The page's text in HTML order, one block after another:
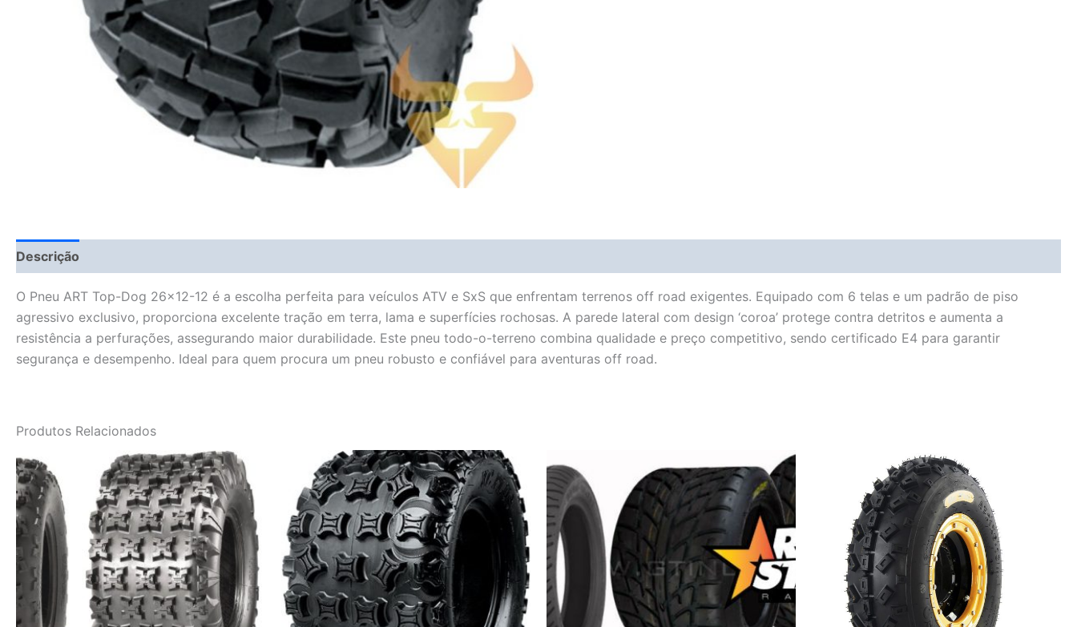
Descrição
O Pneu ART Top-Dog 26×12-12 é a escolha perfeita para veículos ATV e SxS que enfrentam terrenos off road exigentes. Equipado com 6 telas e um padrão de piso
agressivo exclusivo, proporciona excelente tração em terra, lama e superfícies rochosas. A parede lateral com design ‘coroa’ protege contra detritos e aumenta a
resistência a perfurações, assegurando maior durabilidade. Este pneu todo-o-terreno combina qualidade e preço competitivo, sendo certificado E4 para garantir
segurança e desempenho. Ideal para quem procura um pneu robusto e confiável para aventuras off road.
Produtos Relacionados